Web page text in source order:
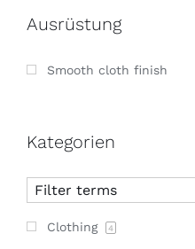
Ausrüstung
Smooth cloth finish
Kategorien
Clothing 4